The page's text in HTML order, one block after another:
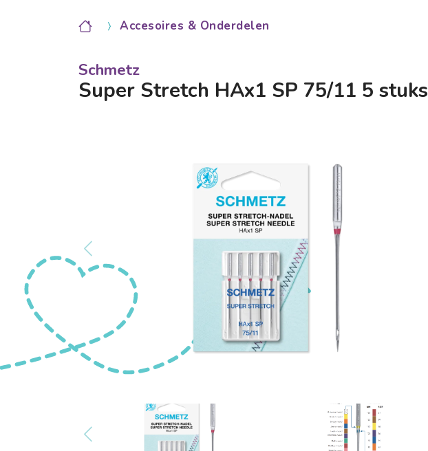
Accesoires & Onderdelen
Schmetz
Super Stretch HAx1 SP 75/11 5 stuks